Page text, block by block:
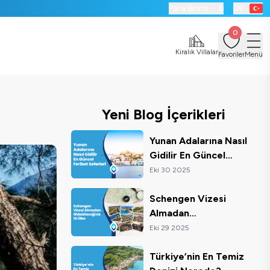
Kiralık Villalar
0
FavorilerMenü
Yeni Blog İçerikleri
Yunan Adalarına Nasıl
Gidilir En Güncel
Feribot Seferleri
Eki 30 2025
Schengen Vizesi
Almadan
Gidebileceğiniz 10
Eki 29 2025
Türkiye’nin En Temiz